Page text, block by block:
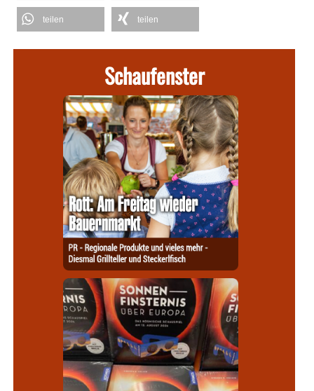
teilen teilen
Schaufenster